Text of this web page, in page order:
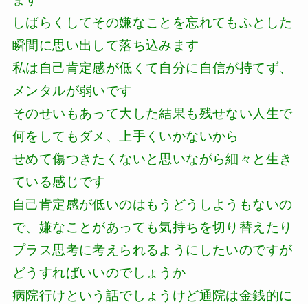
しばらくしてその嫌なことを忘れてもふとした
瞬間に思い出して落ち込みます
私は自己肯定感が低くて自分に自信が持てず、
メンタルが弱いです
そのせいもあって大した結果も残せない人生で
何をしてもダメ、上手くいかないから
せめて傷つきたくないと思いながら細々と生き
ている感じです
自己肯定感が低いのはもうどうしようもないの
で、嫌なことがあっても気持ちを切り替えたり
プラス思考に考えられるようにしたいのですが
どうすればいいのでしょうか
病院行けという話でしょうけど通院は金銭的に